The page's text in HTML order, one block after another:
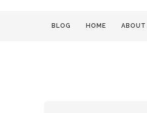
BLOG HOME ABOUT